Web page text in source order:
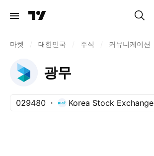
마켓 대한민국 주식 커뮤니케이션
광무
029480 Korea Stock Exchange